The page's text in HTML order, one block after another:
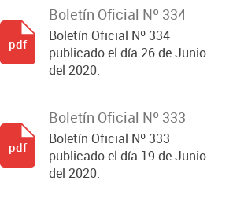
Boletín Oficial Nº 334
Boletín Oficial Nº 334
publicado el día 26 de Junio
del 2020.
pdf
Boletín Oficial Nº 333
Boletín Oficial Nº 333
publicado el día 19 de Junio
del 2020.
pdf